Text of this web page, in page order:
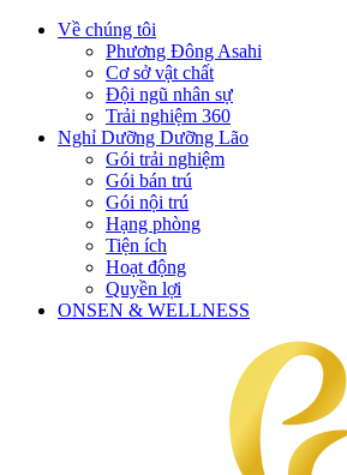
Về chúng tôi
Phương Đông Asahi
Cơ sở vật chất
Đội ngũ nhân sự
Trải nghiệm 360
Nghỉ Dưỡng Dưỡng Lão
Gói trải nghiệm
Gói bán trú
Gói nội trú
Hạng phòng
Tiện ích
Hoạt động
Quyền lợi
ONSEN & WELLNESS